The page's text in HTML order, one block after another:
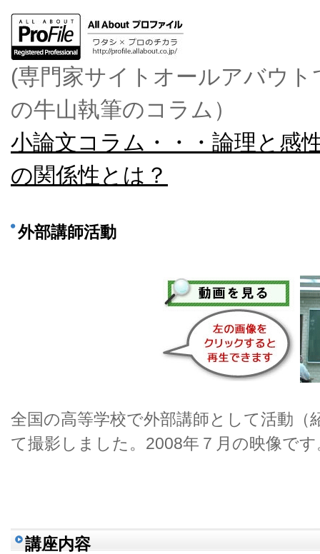
(専門家サイトオールアバウト
の牛山執筆のコラム）
小論文コラム・・・論理と感
の関係性とは？
外部講師活動
全国の高等学校で外部講師として活動（
て撮影しました。2008年７月の映像です
講座内容